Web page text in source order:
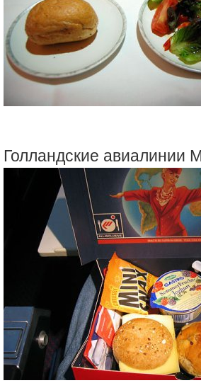
Голландские авиалинии